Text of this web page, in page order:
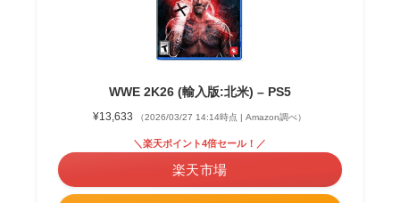
WWE 2K26 (輸入版:北米) – PS5
¥13,633 （2026/03/27 14:14時点 | Amazon調べ）
＼楽天ポイント4倍セール！／
楽天市場